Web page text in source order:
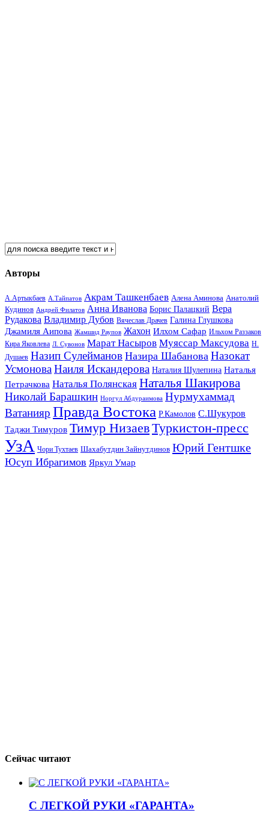
Авторы
А.Артыкбаев А.Тайпатов Акрам Ташкенбаев Алена Аминова Анатолий
Кудинов Андрей Филатов Анна Иванова Борис Палацкий Вера
Рудакова Владимир Дубов Вячеслав Драчев Галина Глушкова
Джамиля Аипова Жамшид Раупов Жахон Илхом Сафар Ильхом Раззаков
Кира Яковлева Л. Сувонов Марат Насыров Муяссар Максудова Н.
Душаев Назип Сулейманов Назира Шабанова Назокат
УсмоноваНаиля Искандерова Наталия Шулепина Наталья
Петрачкова Наталья Полянская Наталья Шакирова
Николай Барашкин Норгул Абдураимова Нурмухаммад
Ватанияр Правда Востока Р.Камолов С.Шукуров
Таджи Тимуров Тимур НизаевТуркистон-пресс
УзА Чори Тухтаев Шахабутдин Зайнутдинов Юрий Гентшке
Юсуп Ибрагимов Яркул Умар
Сейчас читают
С ЛЕГКОЙ РУКИ «ГАРАНТА»